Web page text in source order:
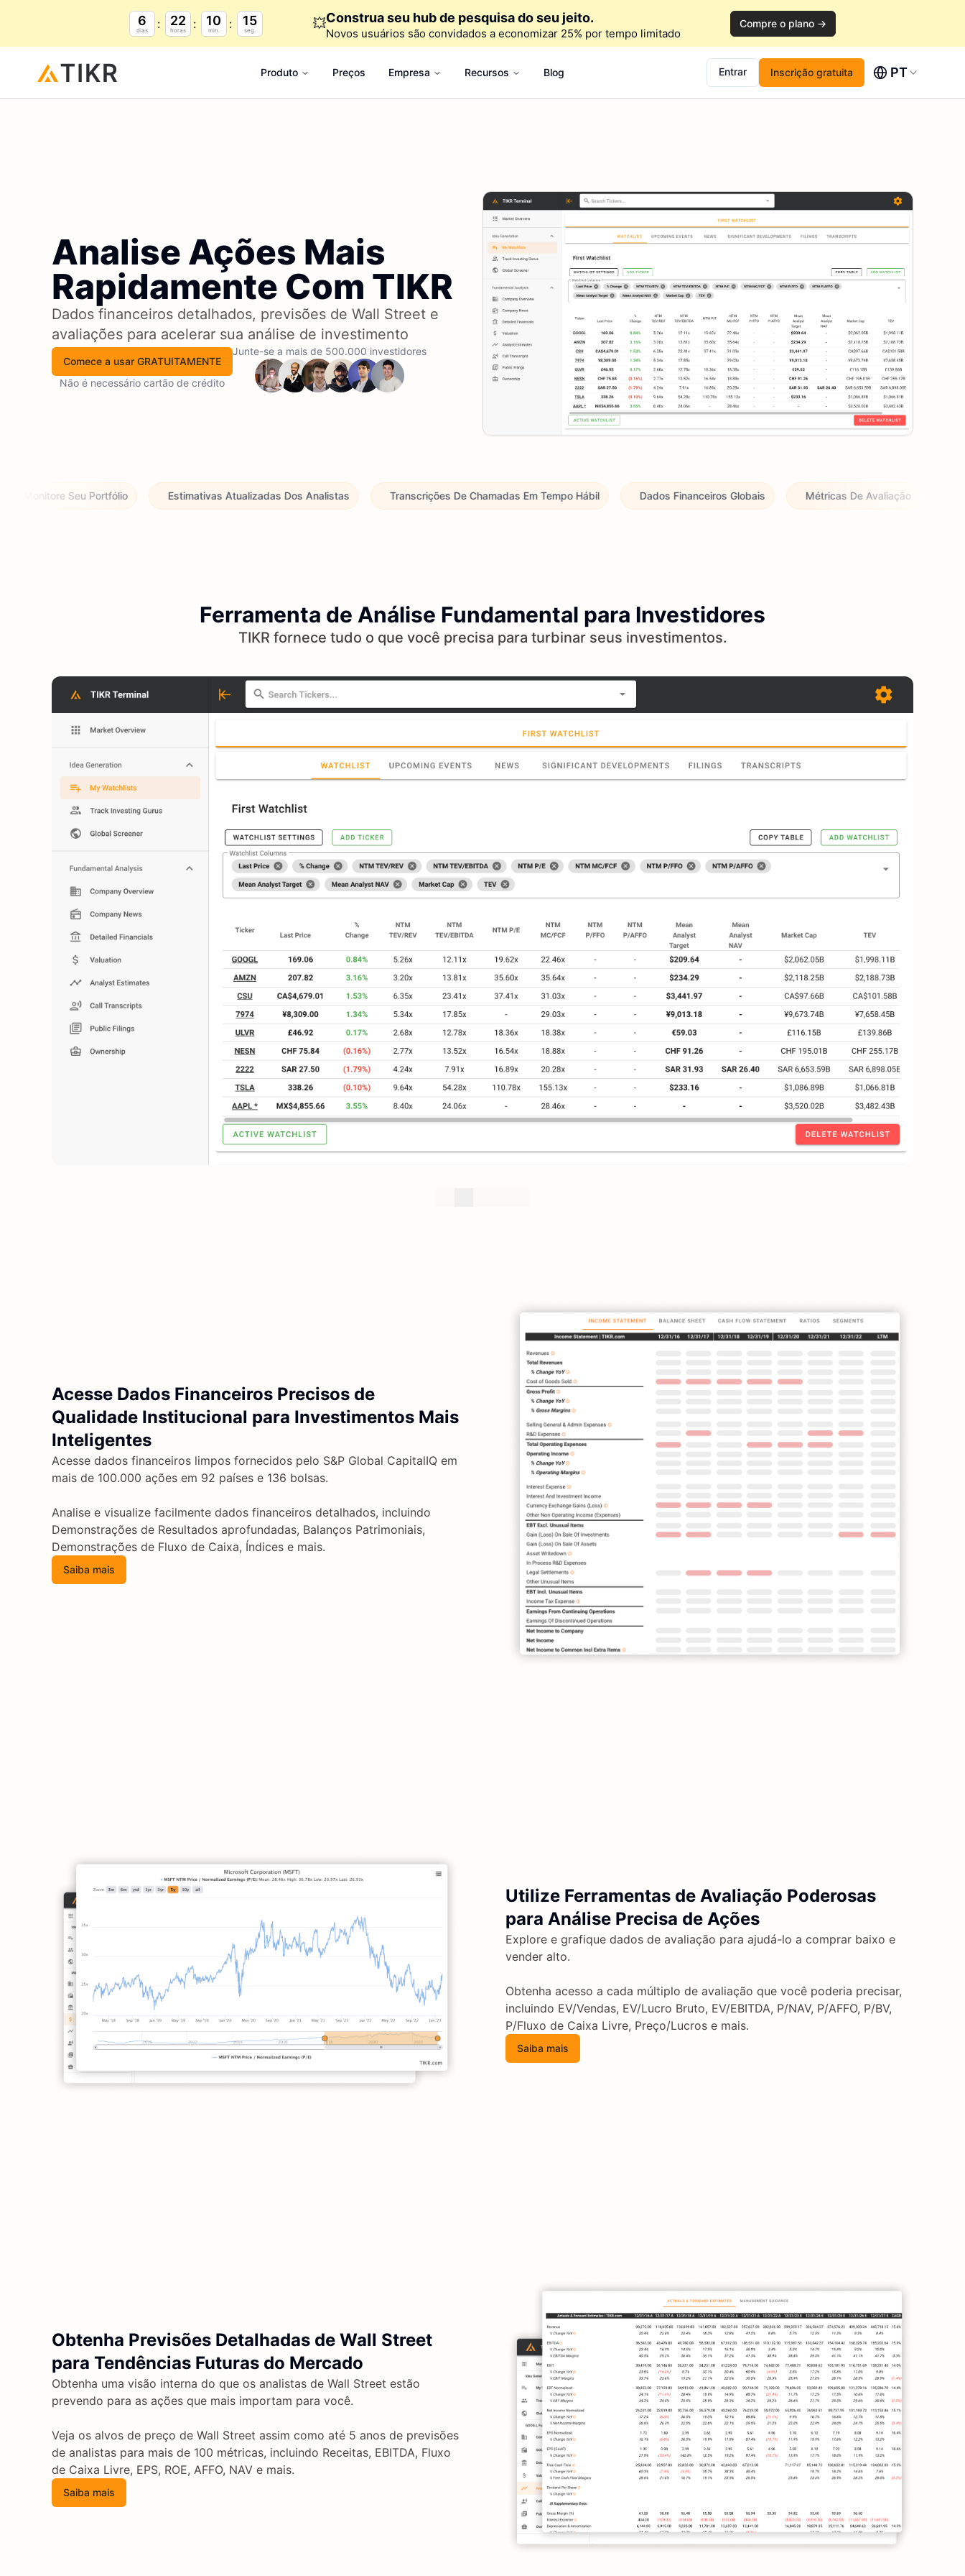
6
dias
22
horas
10
min.
14
seg. 💥Construa seu hub de pesquisa do seu jeito.
Novos usuários são convidados a economizar 25% por tempo limitado
Compre o plano →
Produto Preços Empresa Recursos Blog Entrar Inscrição gratuita PT
Analise Ações Mais
Rapidamente Com TIKR
Dados financeiros detalhados, previsões de Wall Street e
avaliações para acelerar sua análise de investimento
Comece a usar GRATUITAMENTE
Não é necessário cartão de crédito
Junte-se a mais de 500.000 investidores
Portfólio Estimativas Atualizadas Dos Analistas Transcrições De Chamadas Em Tempo Hábil Dados Financeiros Globais Métricas De Avaliação Peneira Global
Ferramenta de Análise Fundamental para Investidores
TIKR fornece tudo o que você precisa para turbinar seus investimentos.
Acesse Dados Financeiros Precisos de
Qualidade Institucional para Investimentos Mais
Inteligentes
Acesse dados financeiros limpos fornecidos pelo S&P Global CapitalIQ em
mais de 100.000 ações em 92 países e 136 bolsas.
Analise e visualize facilmente dados financeiros detalhados, incluindo
Demonstrações de Resultados aprofundadas, Balanços Patrimoniais,
Demonstrações de Fluxo de Caixa, Índices e mais.
Saiba mais
Utilize Ferramentas de Avaliação Poderosas
para Análise Precisa de Ações
Explore e grafique dados de avaliação para ajudá-lo a comprar baixo e
vender alto.
Obtenha acesso a cada múltiplo de avaliação que você poderia precisar,
incluindo EV/Vendas, EV/Lucro Bruto, EV/EBITDA, P/NAV, P/AFFO, P/BV,
P/Fluxo de Caixa Livre, Preço/Lucros e mais.
Saiba mais
Obtenha Previsões Detalhadas de Wall Street
para Tendências Futuras do Mercado
Obtenha uma visão interna do que os analistas de Wall Street estão
prevendo para as ações que mais importam para você.
Veja os alvos de preço de Wall Street assim como até 5 anos de previsões
de analistas para mais de 100 métricas, incluindo Receitas, EBITDA, Fluxo
de Caixa Livre, EPS, ROE, AFFO, NAV e mais.
Saiba mais